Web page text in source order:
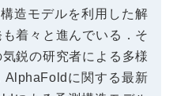
造モデルを利用した解
着々と進んでいる．そ
鋭の研究者による多様
AlphaFoldに関する最新